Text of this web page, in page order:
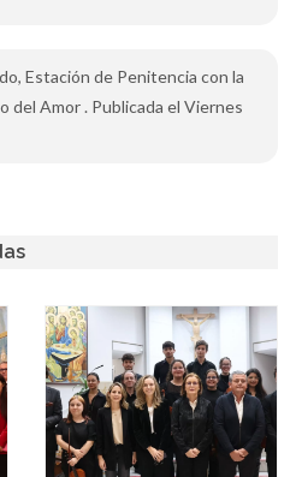
Estación de Penitencia con la
del Amor . Publicada el Viernes